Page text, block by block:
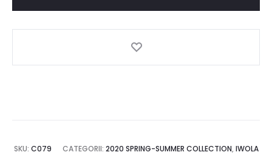
SKU: C079 CATEGORII: 2020 SPRING-SUMMER COLLECTION, IWOLA